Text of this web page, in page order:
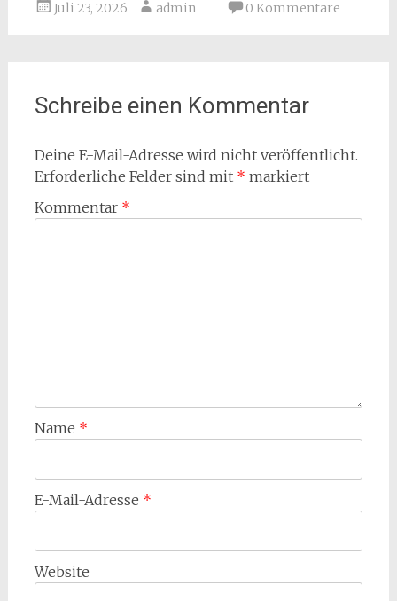
Juli 23, 2026 admin 0 Kommentare
Schreibe einen Kommentar
Deine E-Mail-Adresse wird nicht veröffentlicht.
Erforderliche Felder sind mit * markiert
Kommentar *
Name *
E-Mail-Adresse *
Website